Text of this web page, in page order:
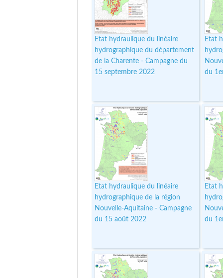
Etat hydraulique du linéaire
hydrographique du département
de la Charente - Campagne du
15 septembre 2022
Etat
du
Etat hydraulique du linéaire
hydrographique de la région
Nouvelle-Aquitaine - Campagne
du 15 août 2022
Etat
du